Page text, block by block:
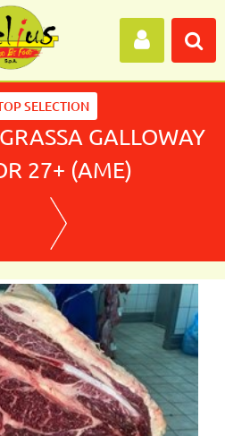
SELECTION
GALLOWAY
27+ (AME)